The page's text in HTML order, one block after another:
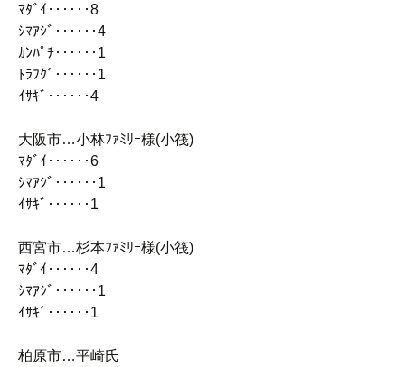
ﾏﾀﾞｲ‥‥‥8
ｼﾏｱｼﾞ‥‥‥4
ｶﾝﾊﾟﾁ‥‥‥1
ﾄﾗﾌｸﾞ‥‥‥1
ｲｻｷﾞ‥‥‥4
大阪市…小林ﾌｧﾐﾘｰ様(小筏)
ﾏﾀﾞｲ‥‥‥6
ｼﾏｱｼﾞ‥‥‥1
ｲｻｷﾞ‥‥‥1
西宮市…杉本ﾌｧﾐﾘｰ様(小筏)
ﾏﾀﾞｲ‥‥‥4
ｼﾏｱｼﾞ‥‥‥1
ｲｻｷﾞ‥‥‥1
柏原市…平崎氏